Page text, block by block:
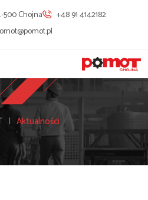
500 Chojna
+48 91 4142182
| Aktualności